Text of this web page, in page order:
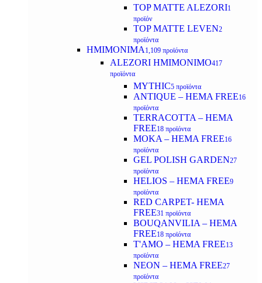
TOP MATTE ALEZORI1
προϊόν
TOP MATTE LEVEN2
προϊόντα
ΗΜΙΜΟΝΙΜΑ 1,109 προϊόντα
ALEZORI ΗΜΙΜΟΝΙΜΟ417
προϊόντα
MYTHIC5 προϊόντα
ANTIQUE – HEMA FREE16
προϊόντα
TERRACOTTA – HEMA
FREE18 προϊόντα
MOKA – HEMA FREE16
προϊόντα
GEL POLISH GARDEN27
προϊόντα
HELIOS – HEMA FREE9
προϊόντα
RED CARPET- HEMA
FREE31 προϊόντα
BOUQANVILIA – HEMA
FREE18 προϊόντα
T'AMO – HEMA FREE13
προϊόντα
NEON – HEMA FREE27
προϊόντα